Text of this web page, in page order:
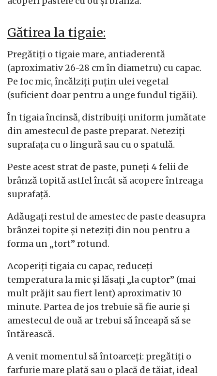
Gătirea la tigaie:
Pregătiți o tigaie mare, antiaderentă
(aproximativ 26-28 cm în diametru) cu capac.
Pe foc mic, încălziți puțin ulei vegetal
(suficient doar pentru a unge fundul tigăii).
În tigaia încinsă, distribuiți uniform jumătate
din amestecul de paste preparat. Neteziți
suprafața cu o lingură sau cu o spatulă.
Peste acest strat de paste, puneți 4 felii de
brânză topită astfel încât să acopere întreaga
suprafață.
Adăugați restul de amestec de paste deasupra
brânzei topite și neteziți din nou pentru a
forma un „tort” rotund.
Acoperiți tigaia cu capac, reduceți
temperatura la mic și lăsați „la cuptor” (mai
mult prăjit sau fiert lent) aproximativ 10
minute. Partea de jos trebuie să fie aurie și
amestecul de ouă ar trebui să înceapă să se
întărească.
A venit momentul să întoarceți: pregătiți o
farfurie mare plată sau o placă de tăiat, ideal